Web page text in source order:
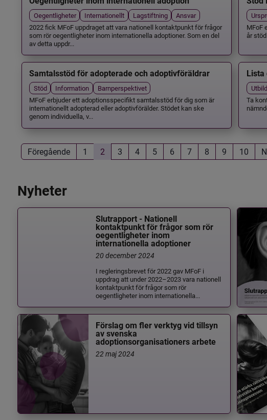
Oegentligheter Internationellt Lagstiftning
Ansvar
2022 fick MFoF uppdraget att vara nationell kontaktpunkt för frågor
som rör oegentligheter inom internationella adoptioner. Som en del
av detta uppdr...
MFoF
år
Samtalsstöd för adopterade och adoptivföräldrar
Stöd Information
Barnperspektivet
MFoF erbjuder ett adoptionsspecifikt samtalsstöd för dig som är
internationellt adopterad eller adoptivförälder. Stödet kan ske
genom individuella, v...
Ta
Föregående 1 2 3 4 5 6 7 8 9 10
Nyheter
Slutrapport - Nationell
kontaktpunkt för frågor som rör
oegentligheter inom
internationella adoptioner
20 december 2024
I regleringsbrevet för 2022 gav MFoF i
uppdrag att under 2022–2023 vara nationell
kontaktpunkt för frågor som rör
oegentligheter inom internationella...
Förslag om fler verktyg vid tillsyn
av svenska
adoptionsorganisationers arbete
22 maj 2024